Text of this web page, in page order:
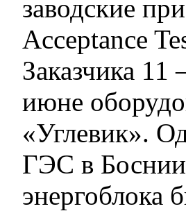
заводские
Acceptance
Заказчика 11
июне
«Углевик».
ГЭС в Боснии
энергоблока